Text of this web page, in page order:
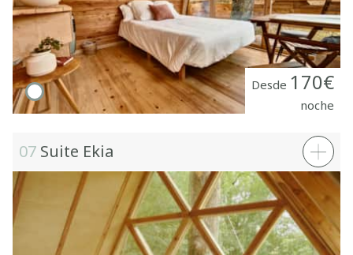
Desde 170€
noche
07 Suite Ekia